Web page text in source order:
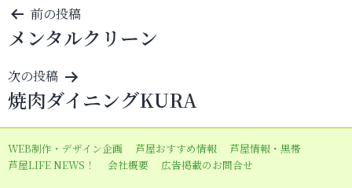
投
稿
ナ
ビ
ゲ
ー
シ
前の投稿
メンタルクリーン
次の投稿
焼肉ダイニングKURA
WEB制作・デザイン企画 芦屋おすすめ情報
芦屋情報・黒帯
芦屋LIFE NEWS！
会社概要 広告掲載のお問合せ